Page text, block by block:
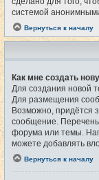
системой
Вернуться к началу
Как мне создать
Для создания новой
Для размещения
Возможно, придётся
сообщение. Перечень
форума или темы.
можете добавлять
Вернуться к началу